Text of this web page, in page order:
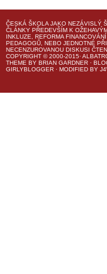
ČESKÁ ŠKOLA JAKO NEZÁVISLÝ
ČLÁNKY PŘEDEVŠÍM K
INKLUZE, REFORMA
PEDAGOGŮ, NEBO JEDNOTNÉ
NECENZUROVANOU DISKUSI
COPYRIGHT © 2000-2015·
THEME BY BRIAN GARDNER ·
GIRLYBLOGGER · MODIFIED BY